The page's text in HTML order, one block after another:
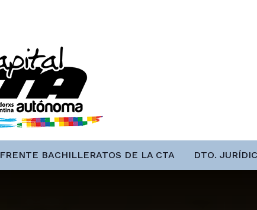
FRENTE BACHILLERATOS DE LA CTA DTO.